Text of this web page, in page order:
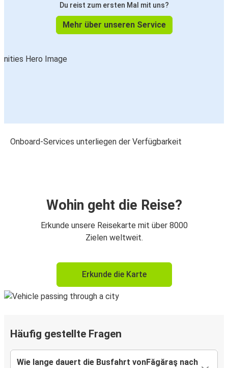
Du reist zum ersten Mal mit uns?
Mehr über unseren Service
Onboard-Services unterliegen der Verfügbarkeit
Wohin geht die Reise?
Erkunde unsere Reisekarte mit über 8000
Zielen weltweit.
Erkunde die Karte
Häufig gestellte Fragen
Wie lange dauert die Busfahrt vonFăgăraş nach